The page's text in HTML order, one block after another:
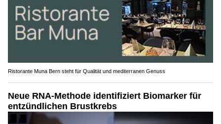
Ristorante Muna Bern steht für Qualität und mediterranen Genuss
Neue RNA-Methode identifiziert Biomarker für
entzündlichen Brustkrebs